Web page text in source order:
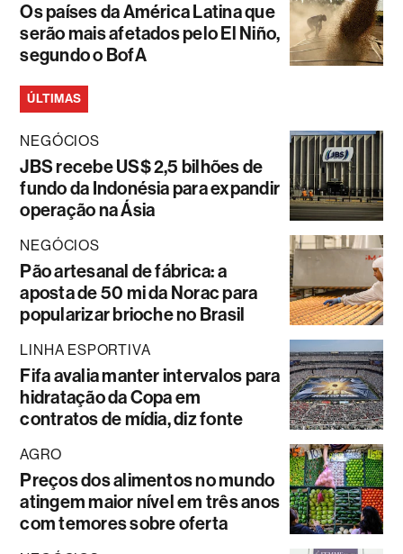
Os países da América Latina que
serão mais afetados pelo El Niño,
segundo o BofA
ÚLTIMAS
NEGÓCIOS
JBS recebe US$ 2,5 bilhões de
fundo da Indonésia para expandir
operação na Ásia
NEGÓCIOS
Pão artesanal de fábrica: a
aposta de 50 mi da Norac para
popularizar brioche no Brasil
LINHA ESPORTIVA
Fifa avalia manter intervalos para
hidratação da Copa em
contratos de mídia, diz fonte
AGRO
Preços dos alimentos no mundo
atingem maior nível em três anos
com temores sobre oferta